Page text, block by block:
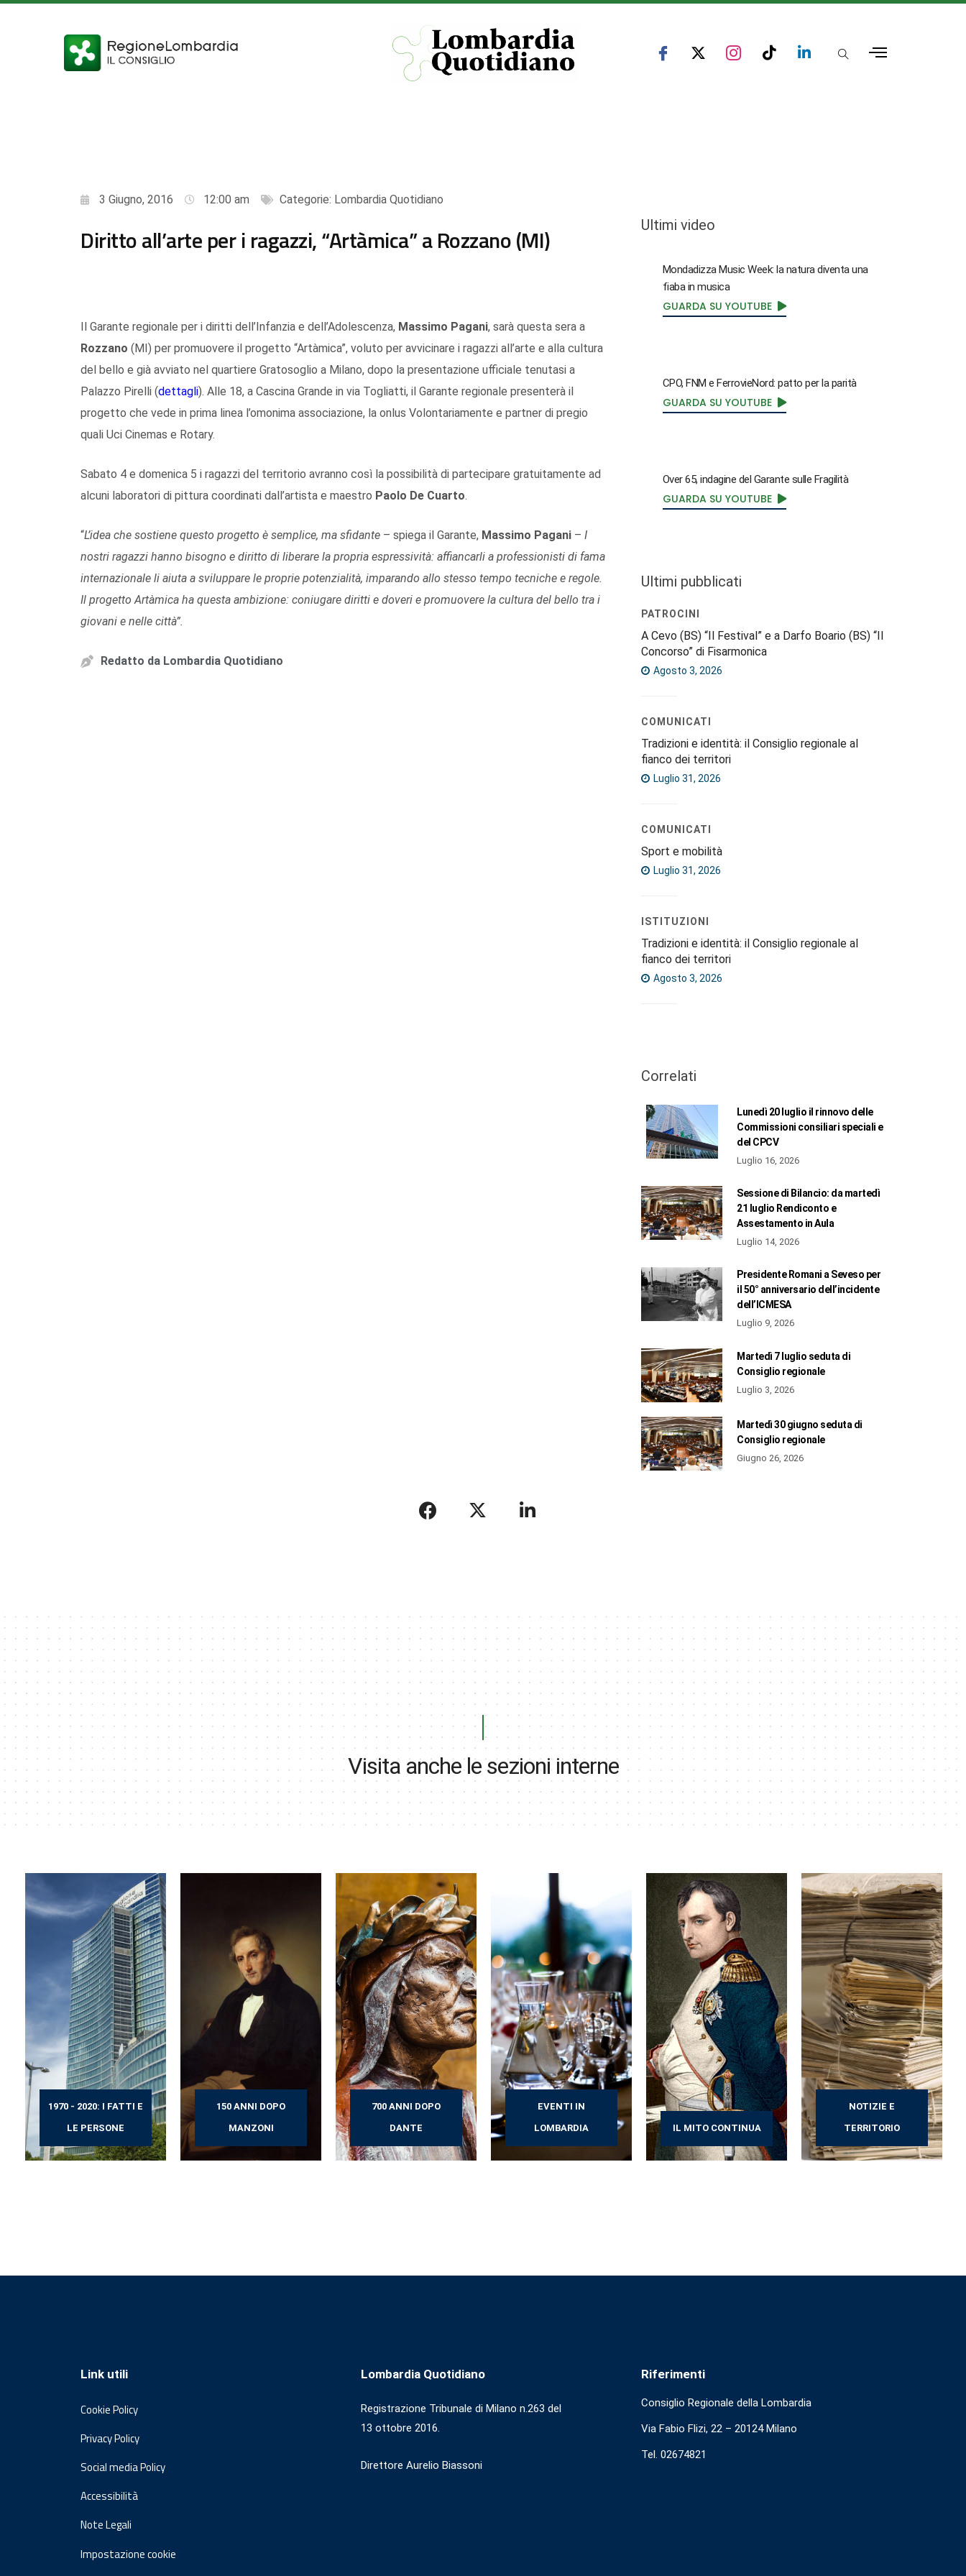
3 Giugno, 2016 12:00 am Categorie: Lombardia Quotidiano
Diritto all’arte per i ragazzi, “Artàmica” a Rozzano (MI)
Il Garante regionale per i diritti dell’Infanzia e dell’Adolescenza, Massimo Pagani, sarà questa sera a
Rozzano (MI) per promuovere il progetto “Artàmica”, voluto per avvicinare i ragazzi all’arte e alla cultura
del bello e già avviato nel quartiere Gratosoglio a Milano, dopo la presentazione ufficiale tenutasi a
Palazzo Pirelli (dettagli). Alle 18, a Cascina Grande in via Togliatti, il Garante regionale presenterà il
progetto che vede in prima linea l’omonima associazione, la onlus Volontariamente e partner di pregio
quali Uci Cinemas e Rotary.
Sabato 4 e domenica 5 i ragazzi del territorio avranno così la possibilità di partecipare gratuitamente ad
alcuni laboratori di pittura coordinati dall’artista e maestro Paolo De Cuarto.
“L’idea che sostiene questo progetto è semplice, ma sfidante – spiega il Garante, Massimo Pagani – I
nostri ragazzi hanno bisogno e diritto di liberare la propria espressività: affiancarli a professionisti di fama
internazionale li aiuta a sviluppare le proprie potenzialità, imparando allo stesso tempo tecniche e regole.
Il progetto Artàmica ha questa ambizione: coniugare diritti e doveri e promuovere la cultura del bello tra i
giovani e nelle città”.
Redatto da Lombardia Quotidiano
Ultimi video
Mondadizza Music Week: la natura diventa una
fiaba in musica
GUARDA SU YOUTUBE
CPO, FNM e FerrovieNord: patto per la parità
GUARDA SU YOUTUBE
Over 65, indagine del Garante sulle Fragilità
GUARDA SU YOUTUBE
Ultimi pubblicati
PATROCINI
A Cevo (BS) “Il Festival” e a Darfo Boario (BS) “Il
Concorso” di Fisarmonica
Agosto 3, 2026
COMUNICATI
Tradizioni e identità: il Consiglio regionale al
fianco dei territori
Luglio 31, 2026
COMUNICATI
Sport e mobilità
Luglio 31, 2026
ISTITUZIONI
Tradizioni e identità: il Consiglio regionale al
fianco dei territori
Agosto 3, 2026
Correlati
Lunedì 20 luglio il rinnovo delle
Commissioni consiliari speciali e
del CPCV
Luglio 16, 2026
Sessione di Bilancio: da martedì
21 luglio Rendiconto e
Assestamento in Aula
Luglio 14, 2026
Presidente Romani a Seveso per
il 50° anniversario dell’incidente
dell’ICMESA
Luglio 9, 2026
Martedì 7 luglio seduta di
Consiglio regionale
Luglio 3, 2026
Martedì 30 giugno seduta di
Consiglio regionale
Giugno 26, 2026
Visita anche le sezioni interne
1970 - 2020: I FATTI E
LE PERSONE
150 ANNI DOPO
MANZONI
700 ANNI DOPO
DANTE
EVENTI IN
LOMBARDIA
IL MITO CONTINUA
NOTIZIE E
TERRITORIO
Link utili
Cookie Policy
Privacy Policy
Social media Policy
Accessibilità
Note Legali
Impostazione cookie
Lombardia Quotidiano
Registrazione Tribunale di Milano n.263 del
13 ottobre 2016.
Direttore Aurelio Biassoni
Riferimenti
Consiglio Regionale della Lombardia
Via Fabio Flizi, 22 – 20124 Milano
Tel. 02674821